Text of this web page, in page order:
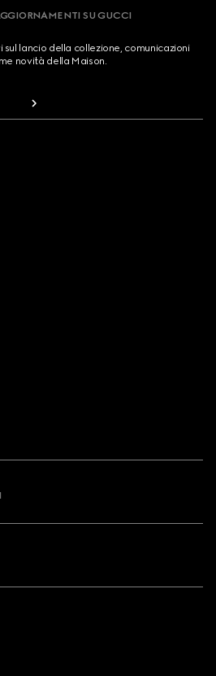
SU GUCCI
sul lancio della collezione, comunicazioni
novità della Maison.